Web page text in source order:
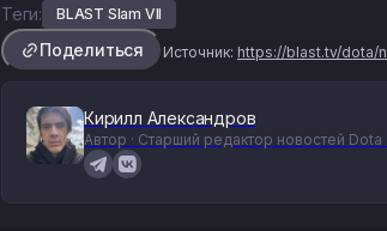
Теги: BLAST Slam VII
Поделиться Источник: https://blast.tv/dota/
Кирилл Александров
Автор · Старший редактор новостей Dota